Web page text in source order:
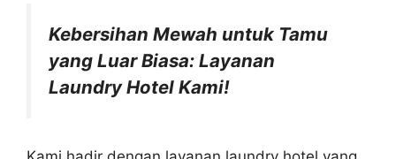
Kebersihan Mewah untuk Tamu
yang Luar Biasa: Layanan
Laundry Hotel Kami!